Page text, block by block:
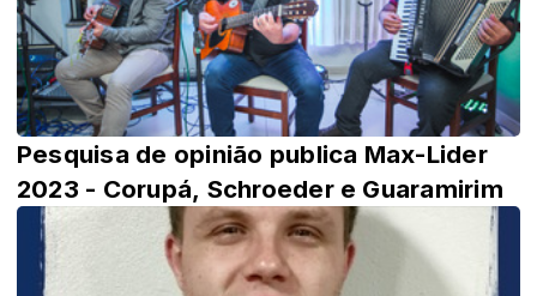
Pesquisa de opinião publica Max-Lider
2023 - Corupá, Schroeder e Guaramirim